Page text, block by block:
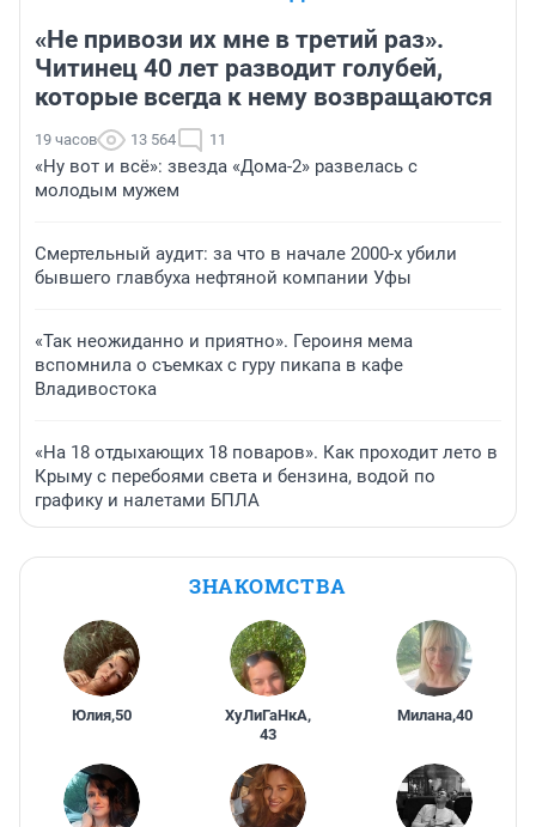
«Не привози их мне в третий раз».
Читинец 40 лет разводит голубей,
которые всегда к нему возвращаются
19 часов 13 564 11
«Ну вот и всё»: звезда «Дома-2» развелась с
молодым мужем
Смертельный аудит: за что в начале 2000-х убили
бывшего главбуха нефтяной компании Уфы
«Так неожиданно и приятно». Героиня мема
вспомнила о съемках с гуру пикапа в кафе
Владивостока
«На 18 отдыхающих 18 поваров». Как проходит лето в
Крыму с перебоями света и бензина, водой по
графику и налетами БПЛА
ЗНАКОМСТВА
Юлия,50 ХуЛиГаНкА,
43
Милана,40